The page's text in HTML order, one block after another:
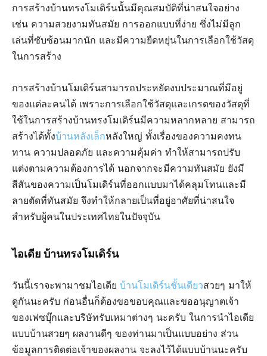
การสร้างบ้านทรงโมเดิร์นนั้นมีคุณสมบัติที่น่าสนใจอย่าง
เช่น ความสวยงามทันสมัย การออกแบบที่ง่าย ซึ่งไม่มีลูก
เล่นที่ซับซ้อนมากนัก และมีความยืดหยุ่นในการเลือกใช้วัสดุ
ในการสร้าง
การสร้างบ้านโมเดิร์นสามารถประหยัดงบประมาณที่มีอยู่
ของแต่ละคนได้ เพราะการเลือกใช้วัสดุและเกรดของวัสดุที่
ใช้ในการสร้างบ้านทรงโมเดิร์นมีความหลากหลาย สามารถ
สร้างได้ทั้งบ้านหลังเล็กหลังใหญ่ ทั้งเรื่องของความคงทน
ทาน ความปลอดภัย และความคุ้มค่า ทำให้สามารถปรับ
แต่งตามความต้องการได้ นอกจากจะมีความทันสมัย ยังมี
สีสันของความเป็นโมเดิร์นที่ออกแบบมาได้คลุมโทนและมี
ลายตัดที่ทันสมัย จึงทำให้กลายเป็นที่อยู่อาศัยที่น่าสนใจ
สำหรับผู้คนในประเทศไทยในปัจจุบัน
ไอเดีย บ้านทรงโมเดิร์น
วันนี้เราจะพามาชมไอเดีย บ้านโมเดิร์นชั้นเดียวสวยๆ มาให้
ดูกันนะครับ ก่อนอื่นก็ต้องขอขอบคุณและขออนุญาตเจ้า
ของเฟซบุ๊กและบริษัทรับเหมาต่างๆ นะครับ ในการนำไอเดีย
แบบบ้านสวยๆ ผลงานดีๆ ของท่านมาเป็นแบบอย่าง ส่วน
ข้อมูลการติดต่อเจ้าของผลงาน จะลงไว้ได้แบบบ้านนะครับ